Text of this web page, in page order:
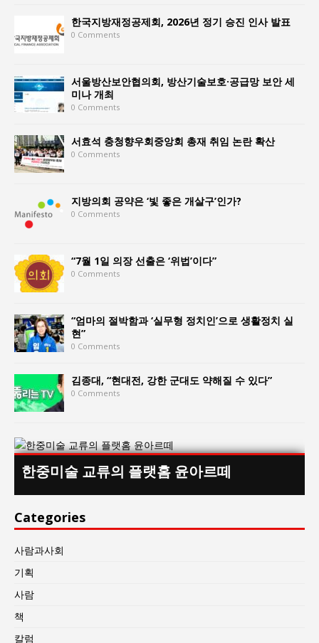
한국지방재정공제회, 2026년 정기 승진 인사 발표
0 Comments
서울방산보안협의회, 방산기술보호·공급망 보안 세
미나 개최
0 Comments
서효석 충청향우회중앙회 총재 취임 논란 확산
0 Comments
지방의회 공약은 ‘빛 좋은 개살구’인가?
0 Comments
“7월 1일 의장 선출은 ‘위법’이다”
0 Comments
“엄마의 절박함과 ‘실무형 정치인’으로 생활정치 실
현”
0 Comments
김종대, “현대전, 강한 군대도 약해질 수 있다”
0 Comments
한중미술 교류의 플랫홈 윤아르떼
Categories
사람과사회
기획
사람
책
칼럼